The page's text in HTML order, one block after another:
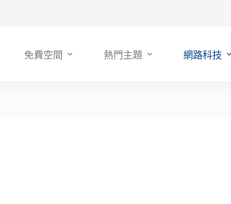
免費空間 熱門主題 網路科技